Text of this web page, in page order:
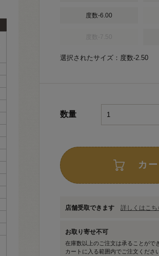
度数-6.00
選択されたサイズ：度数-2.50
数量
カ
店舗受取できます 詳しくはこち
お取り寄せ不可
在庫数以上のご注文は承ることがで
カートに入る範囲内でご注文くださ